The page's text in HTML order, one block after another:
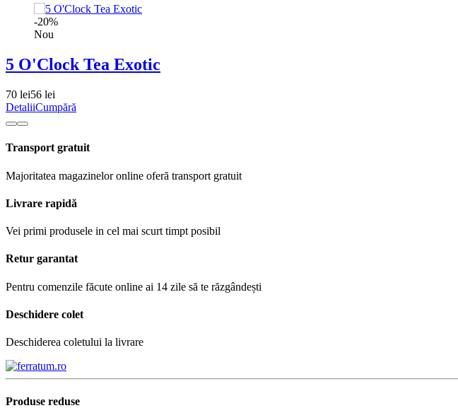
-20%
Nou
5 O'Clock Tea Exotic
70 lei56 lei
DetaliiCumpără
Transport gratuit
Majoritatea magazinelor online oferă transport gratuit
Livrare rapidă
Vei primi produsele in cel mai scurt timpt posibil
Retur garantat
Pentru comenzile făcute online ai 14 zile să te răzgândești
Deschidere colet
Deschiderea coletului la livrare
Produse reduse